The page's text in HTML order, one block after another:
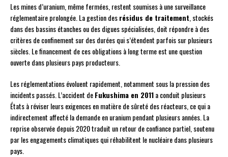
Les mines d’uranium, même fermées, restent soumises à une surveillance
réglementaire prolongée. La gestion desrésidus de traitement, stockés
dans des bassins étanches ou des digues spécialisées, doit répondre à des
critères de confinement sur des durées qui s’étendent parfois sur plusieurs
siècles. Le financement de ces obligations à long terme est une question
ouverte dans plusieurs pays producteurs.
Les réglementations évoluent rapidement, notamment sous la pression des
incidents passés. L’accident deFukushima en 2011a conduit plusieurs
États à réviser leurs exigences en matière de sûreté des réacteurs, ce qui a
indirectement affecté la demande en uranium pendant plusieurs années. La
reprise observée depuis 2020 traduit un retour de confiance partiel, soutenu
par les engagements climatiques qui réhabilitent le nucléaire dans plusieurs
pays.